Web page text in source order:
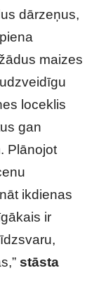
dārzeņus,
maizes
loceklis
gan
Plānojot
ikdienas
ir
stāsta